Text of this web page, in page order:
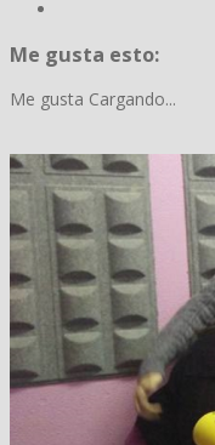
Me gusta esto:
Me gusta Cargando...